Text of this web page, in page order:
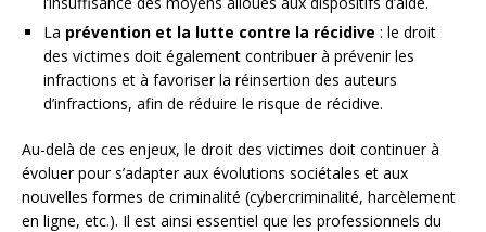
La prévention et la lutte contre la récidive : le droit
des victimes doit également contribuer à prévenir les
infractions et à favoriser la réinsertion des auteurs
d’infractions, afin de réduire le risque de récidive.
Au-delà de ces enjeux, le droit des victimes doit continuer à
évoluer pour s’adapter aux évolutions sociétales et aux
nouvelles formes de criminalité (cybercriminalité, harcèlement
en ligne, etc.). Il est ainsi essentiel que les professionnels du